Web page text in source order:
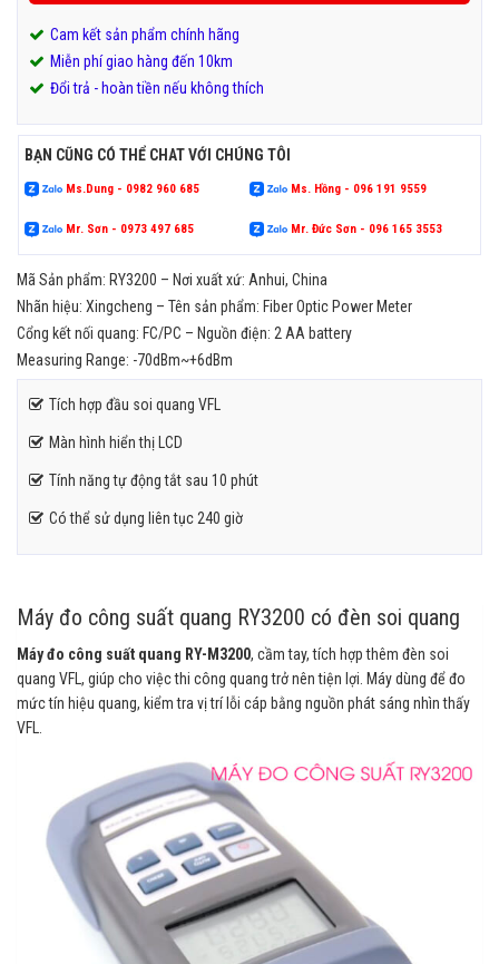
Cam kết sản phẩm chính hãng
Miễn phí giao hàng đến 10km
Đổi trả - hoàn tiền nếu không thích
BẠN CŨNG CÓ THỂ CHAT VỚI CHÚNG TÔI
Ms.Dung - 0982 960 685 Ms. Hồng - 096 191 9559
Mr. Sơn - 0973 497 685 Mr. Đức Sơn - 096 165 3553
Mã Sản phẩm: RY3200 – Nơi xuất xứ: Anhui, China
Nhãn hiệu: Xingcheng – Tên sản phẩm: Fiber Optic Power Meter
Cổng kết nối quang: FC/PC – Nguồn điện: 2 AA battery
Measuring Range: -70dBm~+6dBm
Tích hợp đầu soi quang VFL
Màn hình hiển thị LCD
Tính năng tự động tắt sau 10 phút
Có thể sử dụng liên tục 240 giờ
Máy đo công suất quang RY3200 có đèn soi quang
Máy đo công suất quang RY-M3200, cầm tay, tích hợp thêm đèn soi
quang VFL, giúp cho việc thi công quang trở nên tiện lợi. Máy dùng để đo
mức tín hiệu quang, kiểm tra vị trí lỗi cáp bằng nguồn phát sáng nhìn thấy
VFL.